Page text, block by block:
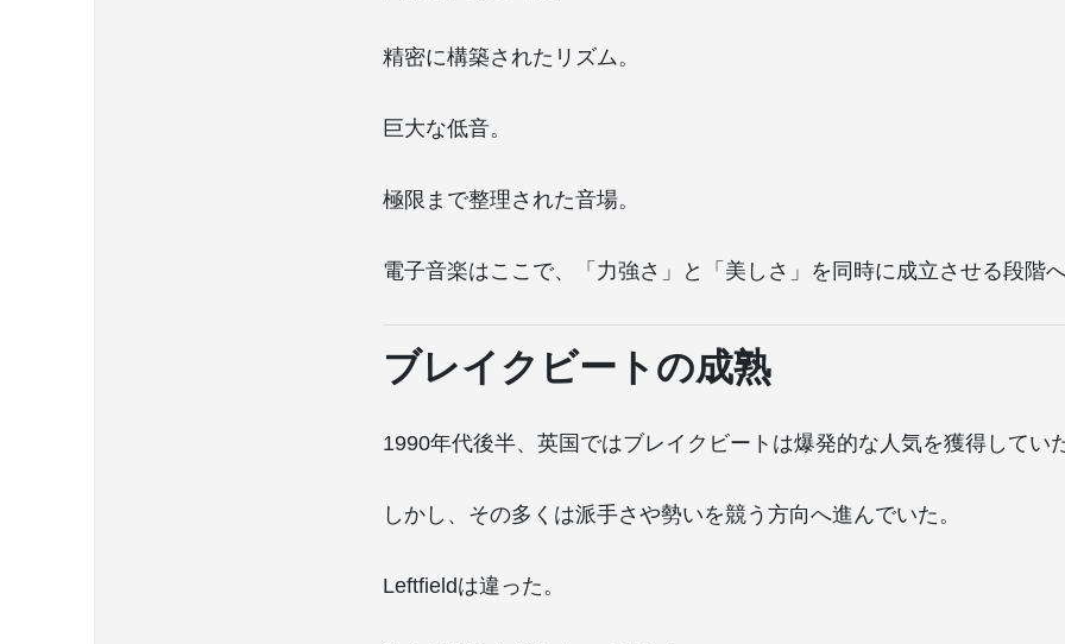
精密に構築されたリズム。
巨大な低音。
極限まで整理された音場。
電子音楽はここで、「力強さ」と「美しさ」を同時に成立させる段階へ
ブレイクビートの成熟
1990年代後半、英国ではブレイクビートは爆発的な人気を獲得していた
しかし、その多くは派手さや勢いを競う方向へ進んでいた。
Leftfieldは違った。